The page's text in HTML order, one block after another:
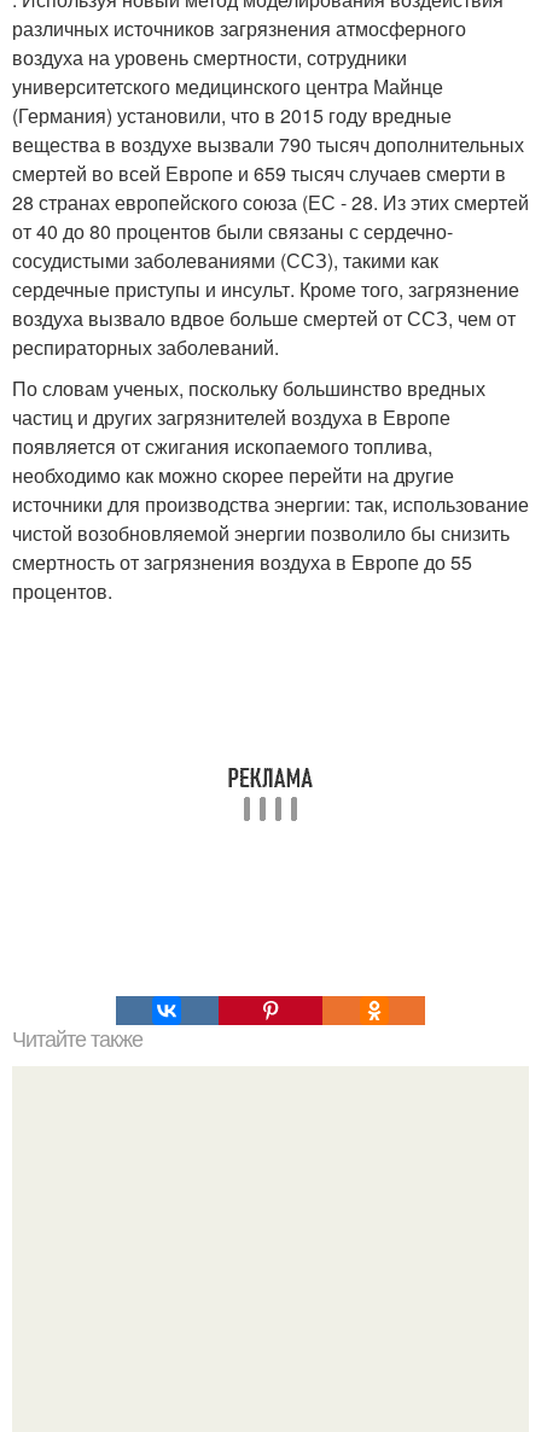
различных источников загрязнения атмосферного
воздуха на уровень смертности, сотрудники
университетского медицинского центра Майнце
(Германия) установили, что в 2015 году вредные
вещества в воздухе вызвали 790 тысяч дополнительных
смертей во всей Европе и 659 тысяч случаев смерти в
28 странах европейского союза (ЕС - 28. Из этих смертей
от 40 до 80 процентов были связаны с сердечно-
сосудистыми заболеваниями (ССЗ), такими как
сердечные приступы и инсульт. Кроме того, загрязнение
воздуха вызвало вдвое больше смертей от ССЗ, чем от
респираторных заболеваний.
По словам ученых, поскольку большинство вредных
частиц и других загрязнителей воздуха в Европе
появляется от сжигания ископаемого топлива,
необходимо как можно скорее перейти на другие
источники для производства энергии: так, использование
чистой возобновляемой энергии позволило бы снизить
смертность от загрязнения воздуха в Европе до 55
процентов.
Читайте также